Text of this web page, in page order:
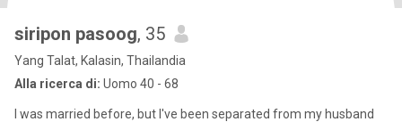
siripon pasoog, 35
Yang Talat, Kalasin, Thailandia
Alla ricerca di: Uomo 40 - 68
I was married before, but I've been separated from my husband